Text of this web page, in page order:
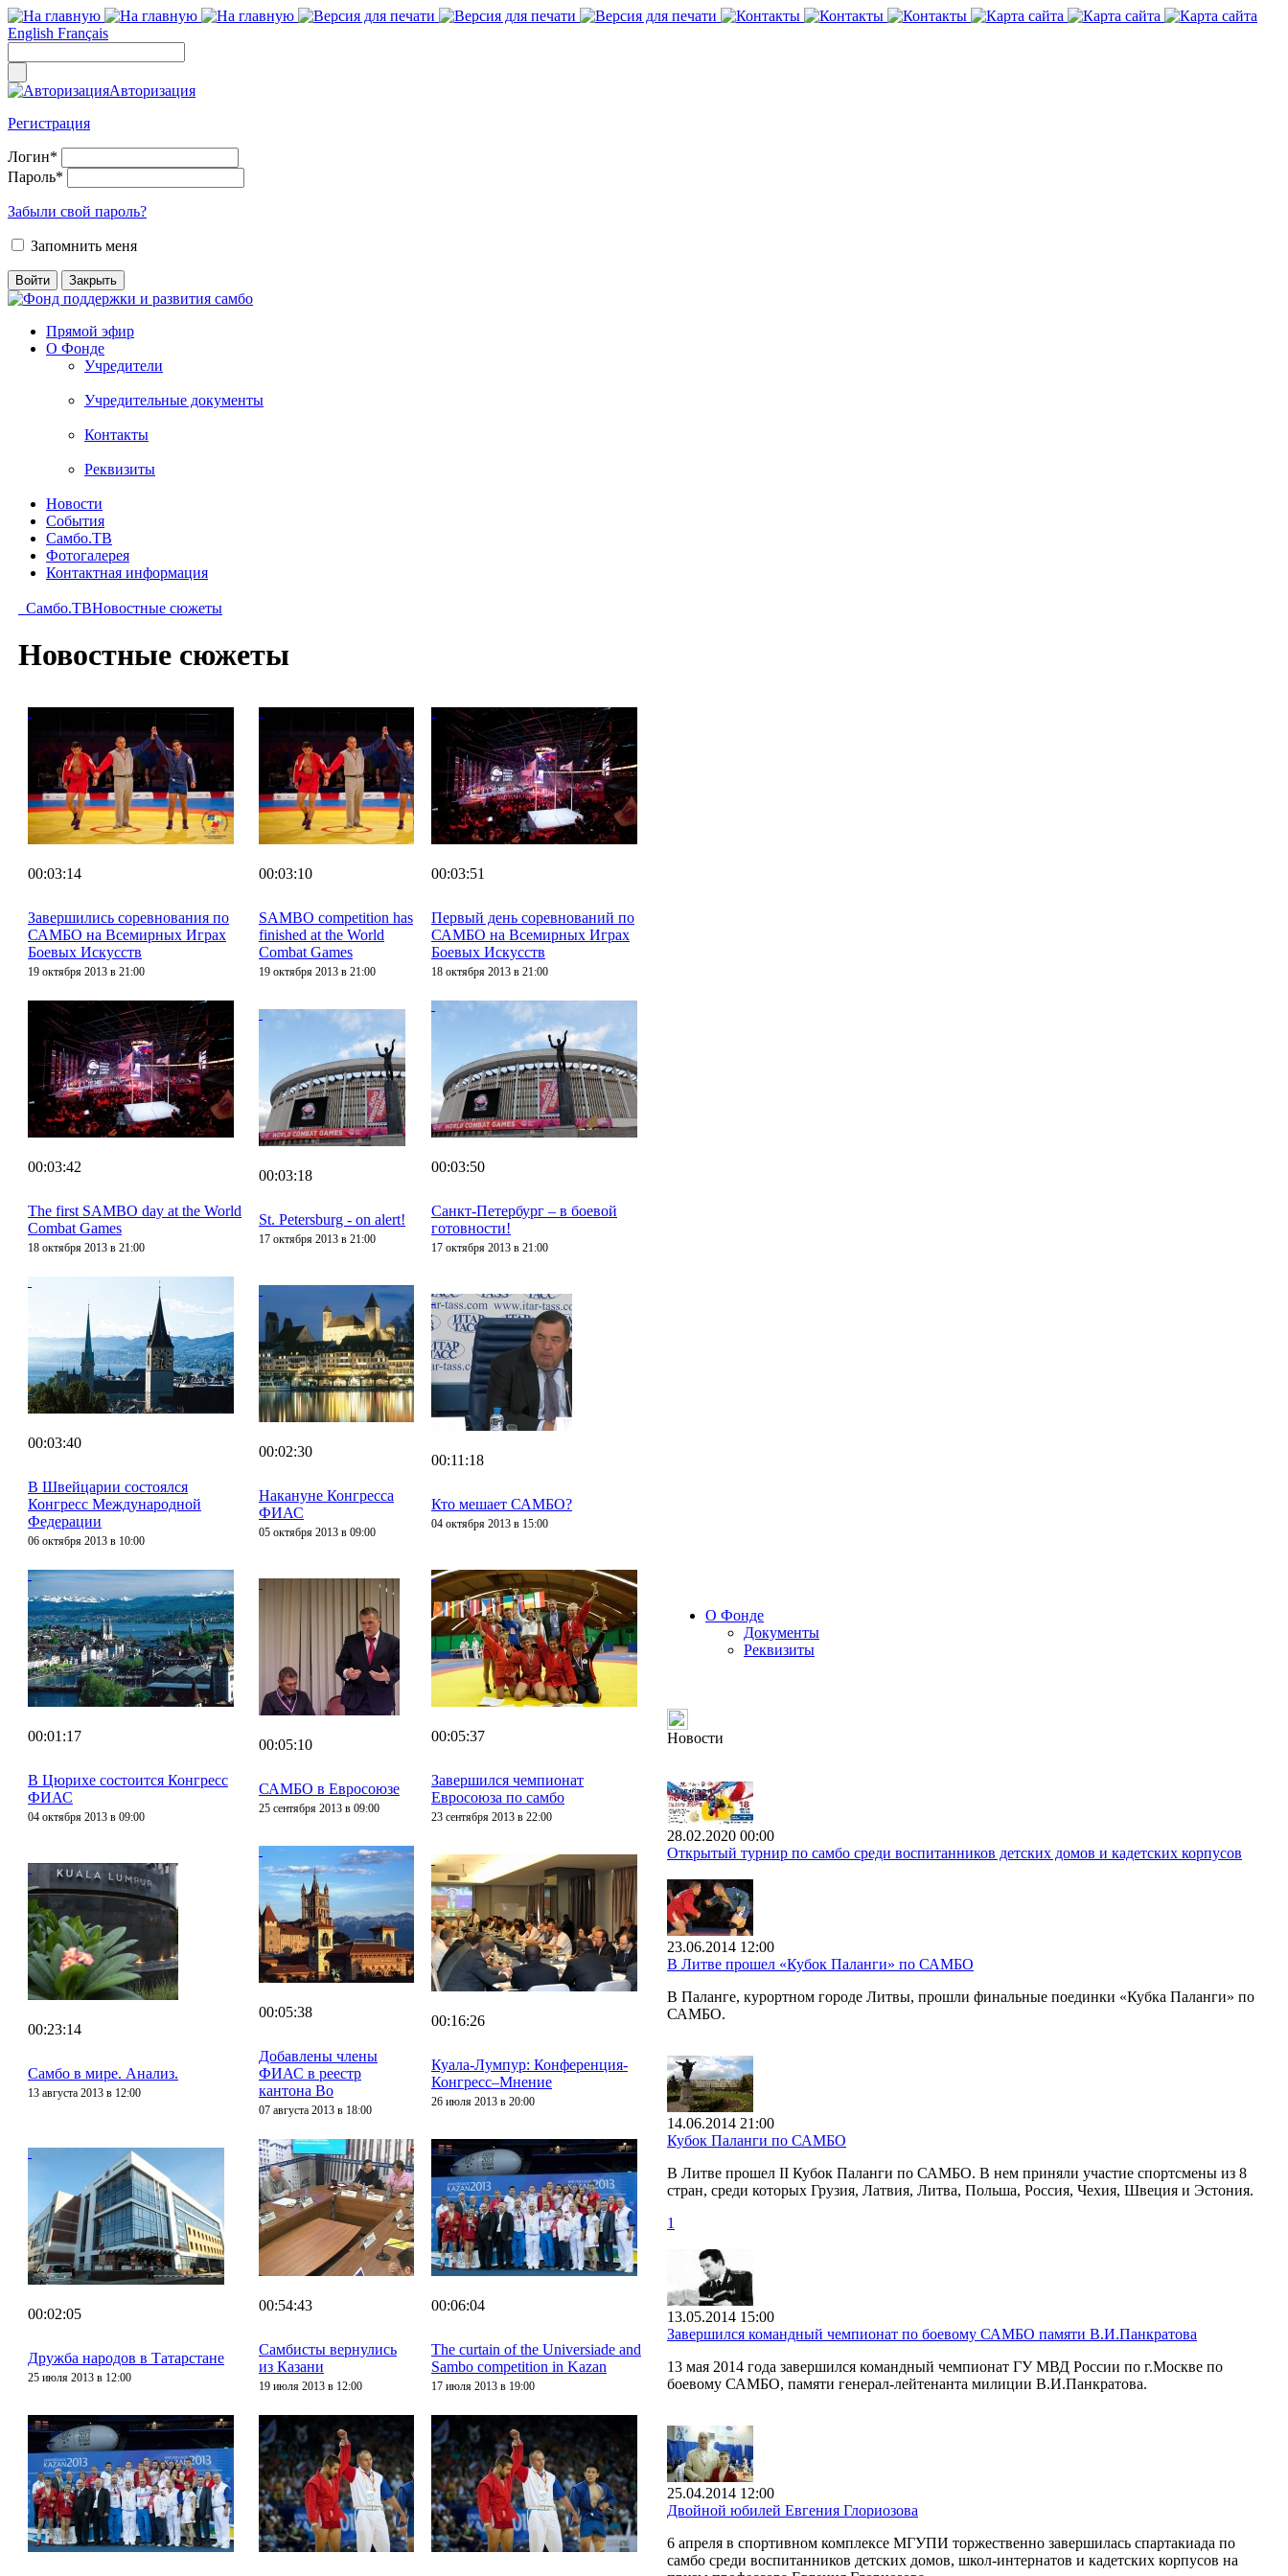
English Français
Авторизация
Регистрация
Логин*
Пароль*
Забыли свой пароль?
Запомнить меня
Прямой эфир
О Фонде
Учредители
Учредительные документы
Контакты
Реквизиты
Новости
События
Самбо.ТВ
Фотогалерея
Контактная информация
Самбо.ТВНовостные сюжеты
Новостные сюжеты
00:03:14
Завершились соревнования по
САМБО на Всемирных Играх
Боевых Искусств
19 октября 2013 в 21:00
00:03:10
SAMBO competition has
finished at the World
Combat Games
19 октября 2013 в 21:00
00:03:51
Первый день соревнований по
САМБО на Всемирных Играх
Боевых Искусств
18 октября 2013 в 21:00
00:03:42
The first SAMBO day at the World
Combat Games
18 октября 2013 в 21:00
00:03:18
St. Petersburg - on alert!
17 октября 2013 в 21:00
00:03:50
Санкт-Петербург – в боевой
готовности!
17 октября 2013 в 21:00
00:03:40
В Швейцарии состоялся
Конгресс Международной
Федерации
06 октября 2013 в 10:00
00:02:30
Накануне Конгресса
ФИАС
05 октября 2013 в 09:00
00:11:18
Кто мешает САМБО?
04 октября 2013 в 15:00
00:01:17
В Цюрихе состоится Конгресс
ФИАС
04 октября 2013 в 09:00
00:05:10
САМБО в Евросоюзе
25 сентября 2013 в 09:00
00:05:37
Завершился чемпионат
Евросоюза по самбо
23 сентября 2013 в 22:00
00:23:14
Самбо в мире. Анализ.
13 августа 2013 в 12:00
00:05:38
Добавлены члены
ФИАС в реестр
кантона Во
07 августа 2013 в 18:00
00:16:26
Куала-Лумпур: Конференция-
Конгресс–Мнение
26 июля 2013 в 20:00
00:02:05
Дружба народов в Татарстане
25 июля 2013 в 12:00
00:54:43
Самбисты вернулись
из Казани
19 июля 2013 в 12:00
00:06:04
The curtain of the Universiade and
Sambo competition in Kazan
17 июля 2013 в 19:00
О Фонде
Документы
Реквизиты
Новости
28.02.2020 00:00
Открытый турнир по самбо среди воспитанников детских домов и кадетских корпусов
23.06.2014 12:00
В Литве прошел «Кубок Паланги» по САМБО
В Паланге, курортном городе Литвы, прошли финальные поединки «Кубка Паланги» по
САМБО.
14.06.2014 21:00
Кубок Паланги по САМБО
В Литве прошел II Кубок Паланги по САМБО. В нем приняли участие спортсмены из 8
стран, среди которых Грузия, Латвия, Литва, Польша, Россия, Чехия, Швеция и Эстония.
1
13.05.2014 15:00
Завершился командный чемпионат по боевому САМБО памяти В.И.Панкратова
13 мая 2014 года завершился командный чемпионат ГУ МВД России по г.Москве по
боевому САМБО, памяти генерал-лейтенанта милиции В.И.Панкратова.
25.04.2014 12:00
Двойной юбилей Евгения Глориозова
6 апреля в спортивном комплексе МГУПИ торжественно завершилась спартакиада по
самбо среди воспитанников детских домов, школ-интернатов и кадетских корпусов на